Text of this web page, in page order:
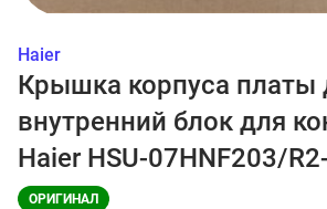
Haier
Крышка корпуса платы
внутренний блок для
Haier HSU-07HNF203/
ОРИГИНАЛ